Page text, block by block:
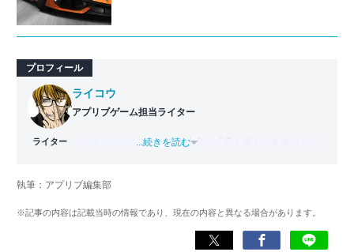
プロフィール
ライター
ライコウ
アプリブゲーム担当ライター
バンタンゲームアカデミー 出身。「広く深く」をモットー
ゲームだけでも1,000本以上。ゲーム開発者を目指した経験
くして面白さを引き出し、人々に伝えるためゲームライタ
...続きを読む
執筆：アプリブ編集部
※記事の内容は記載当時の情報であり、現在の内容と異なる場合があります。